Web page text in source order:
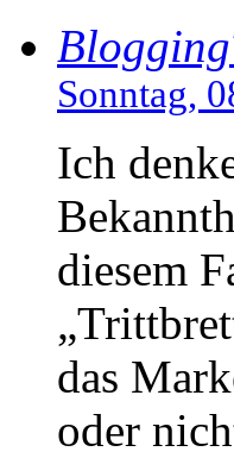
Sonntag,
Ich
diesem
das
oder